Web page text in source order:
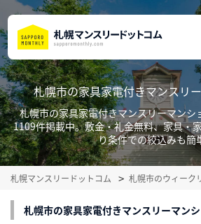
札幌市の家具家電付きマンスリ
札幌市の家具家電付きマンスリーマンシ
1109件掲載中。敷金・礼金無料、家具・
り条件での絞込みも簡
札幌マンスリードットコム 札幌市のウィーク
札幌市の家具家電付きマンスリーマン